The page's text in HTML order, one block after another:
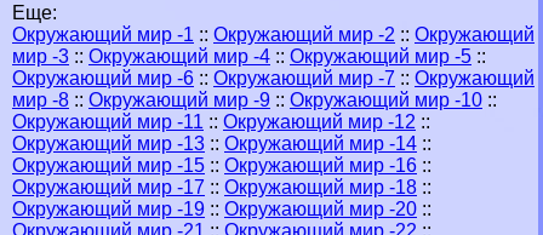
Еще:
Окружающий мир -1 :: Окружающий мир -2 :: Окружающий
мир -3 :: Окружающий мир -4 :: Окружающий мир -5 ::
Окружающий мир -6 :: Окружающий мир -7 :: Окружающий
мир -8 :: Окружающий мир -9 :: Окружающий мир -10 ::
Окружающий мир -11 :: Окружающий мир -12 ::
Окружающий мир -13 :: Окружающий мир -14 ::
Окружающий мир -15 :: Окружающий мир -16 ::
Окружающий мир -17 :: Окружающий мир -18 ::
Окружающий мир -19 :: Окружающий мир -20 ::
Окружающий мир -21 :: Окружающий мир -22 ::